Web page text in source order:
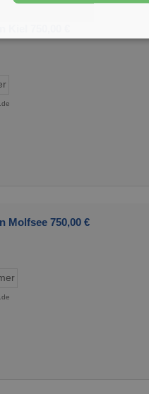
Kiel 750,00 €
Molfsee 750,00 €